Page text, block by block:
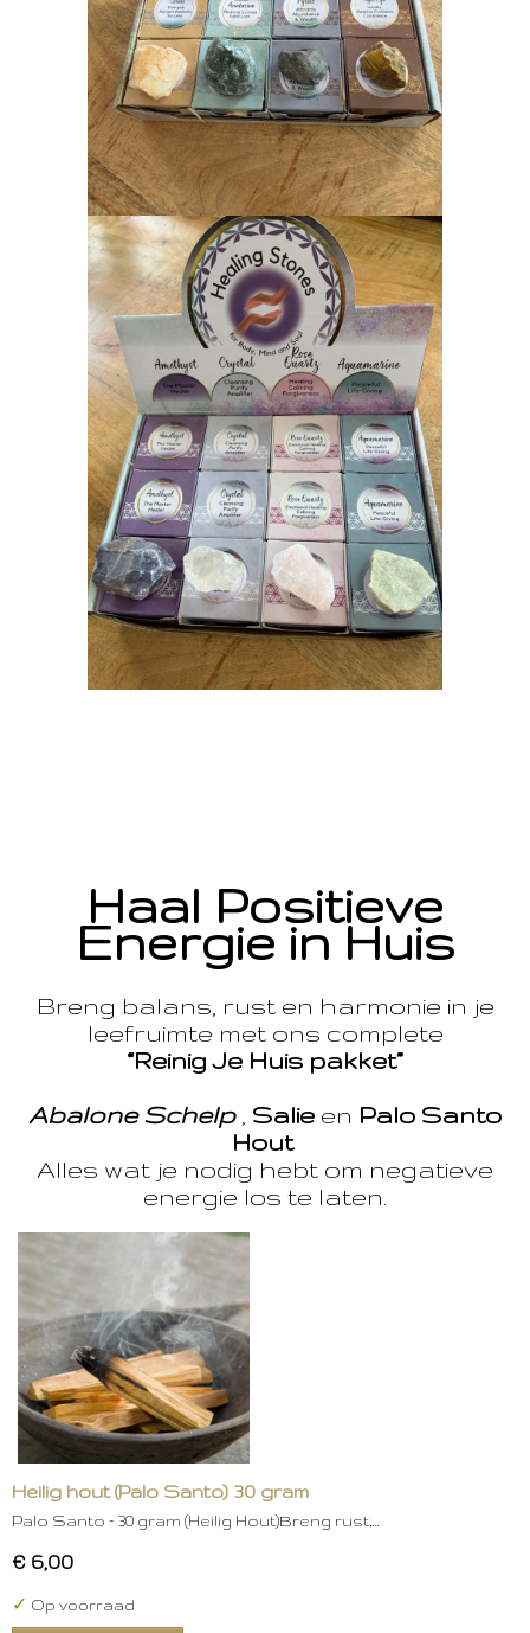
Haal Positieve
Energie in Huis
Breng balans, rust en harmonie in je
leefruimte met ons complete
“Reinig Je Huis pakket”
Abalone Schelp, Salie en Palo Santo
Hout
Alles wat je nodig hebt om negatieve
energie los te laten.
Heilig hout (Palo Santo) 30 gram
Palo Santo – 30 gram (Heilig Hout)Breng rust,…
€ 6,00
✓ Op voorraad